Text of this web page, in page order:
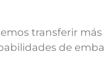
transferir
de